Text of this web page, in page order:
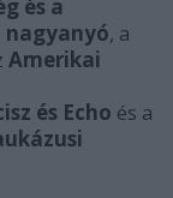
és a
nagyanyó, a
Amerikai
és Echo és a